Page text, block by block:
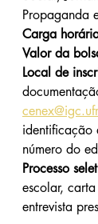
Propaganda
Carga
Valor da
Local de
identificação
número do
Processo
escolar,
entrevista